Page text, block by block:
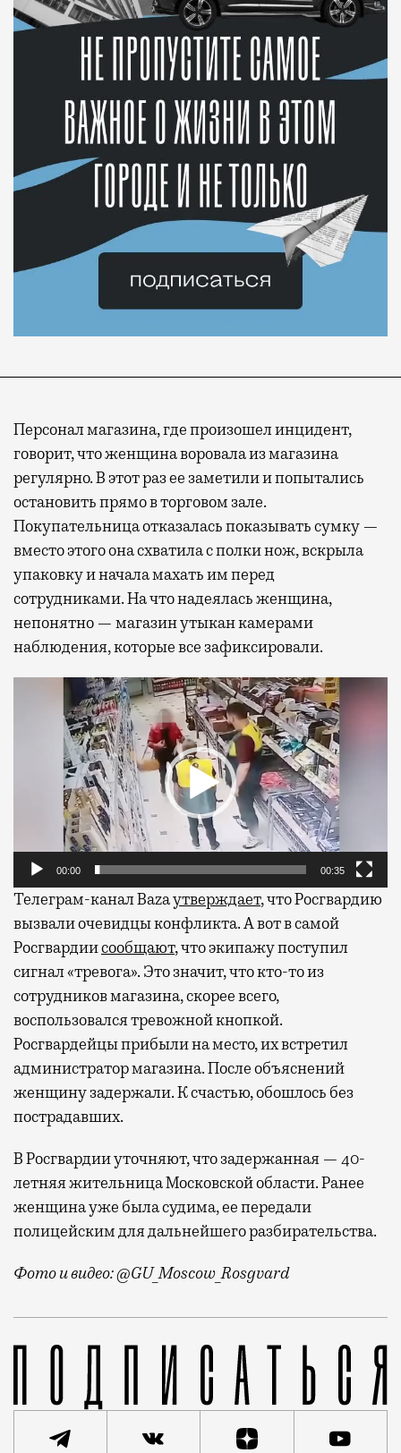
Персонал магазина, где произошел инцидент,
говорит, что женщина воровала из магазина
регулярно. В этот раз ее заметили и попытались
остановить прямо в торговом зале.
Покупательница отказалась показывать сумку —
вместо этого она схватила с полки нож, вскрыла
упаковку и начала махать им перед
сотрудниками. На что надеялась женщина,
непонятно — магазин утыкан камерами
наблюдения, которые все зафиксировали.
Видеоплеер
00:00 00:35
Телеграм-канал Bazaутверждает, что Росгвардию
вызвали очевидцы конфликта. А вот в самой
Росгвардиисообщают, что экипажу поступил
сигнал «тревога». Это значит, что кто-то из
сотрудников магазина, скорее всего,
воспользовался тревожной кнопкой.
Росгвардейцы прибыли на место, их встретил
администратор магазина. После объяснений
женщину задержали. К счастью, обошлось без
пострадавших.
В Росгвардии уточняют, что задержанная — 40-
летняя жительница Московской области. Ранее
женщина уже была судима, ее передали
полицейским для дальнейшего разбирательства.
Фото и видео: @GU_Moscow_Rosgvard
Все произошло в супермаркете на Дорожной улице